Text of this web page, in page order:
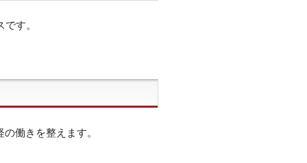
す。
働きを整えます。